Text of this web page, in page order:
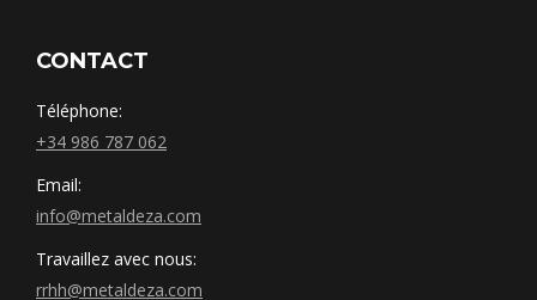
CONTACT
Téléphone:
+34 986 787 062
Email:
info@metaldeza.com
Travaillez avec nous:
rrhh@metaldeza.com